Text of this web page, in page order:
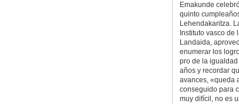
Emakunde
quinto
Lehendakaritza.
Instituto vasco de
Landaida,
enumerar los
pro de la
años y recordar
avances, «queda
conseguido para
muy difícil, no es